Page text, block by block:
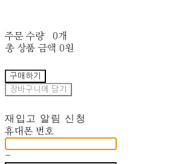
주문 수량
0개
총 상품 금액 0원
구매하기
장바구니에 담기
재입고 알림 신청
휴대폰 번호
-